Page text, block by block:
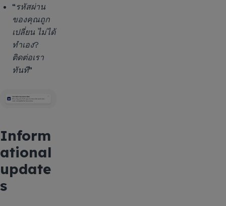
“รหัสผ่าน
ของคุณถูก
เปลี่ยน ไม่ได้
ทำเอง?
ติดต่อเรา
ทันที”
Inform
ational
update
s